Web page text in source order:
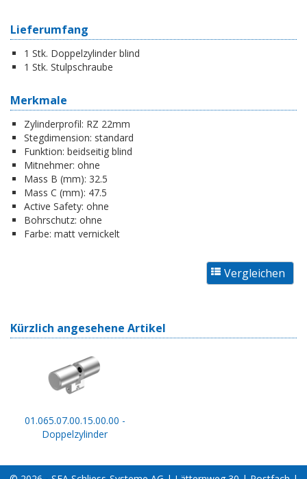
Lieferumfang
1 Stk. Doppelzylinder blind
1 Stk. Stulpschraube
Merkmale
Zylinderprofil: RZ 22mm
Stegdimension: standard
Funktion: beidseitig blind
Mitnehmer: ohne
Mass B (mm): 32.5
Mass C (mm): 47.5
Active Safety: ohne
Bohrschutz: ohne
Farbe: matt vernickelt
Kürzlich angesehene Artikel
01.065.07.00.15.00.00 -
Doppelzylinder